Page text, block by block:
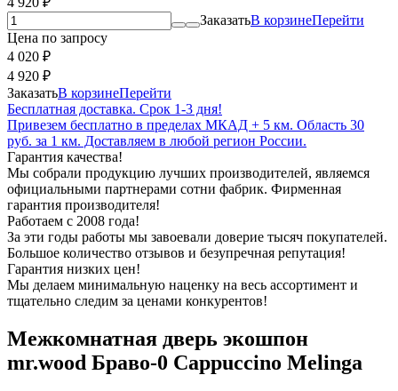
ЗаказатьВ корзинеПерейти
Цена по запросу
4 020 ₽
4 920 ₽
ЗаказатьВ корзинеПерейти
Бесплатная доставка. Срок 1-3 дня!
Привезем бесплатно в пределах МКАД + 5 км. Область 30
руб. за 1 км. Доставляем в любой регион России.
Гарантия качества!
Мы собрали продукцию лучших производителей, являемся
официальными партнерами сотни фабрик. Фирменная
гарантия производителя!
Работаем с 2008 года!
За эти годы работы мы завоевали доверие тысяч покупателей.
Большое количество отзывов и безупречная репутация!
Гарантия низких цен!
Мы делаем минимальную наценку на весь ассортимент и
тщательно следим за ценами конкурентов!
Межкомнатная дверь экошпон
mr.wood Браво-0 Cappuccino Melinga